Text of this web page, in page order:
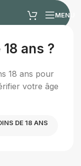
ans ?
18 ans pour
votre âge
DE 18 ANS
MENU